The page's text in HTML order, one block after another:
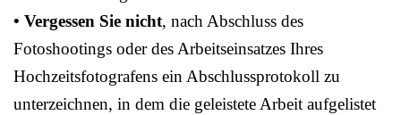
• Vergessen Sie nicht, nach Abschluss des
Fotoshootings oder des Arbeitseinsatzes Ihres
Hochzeitsfotografens ein Abschlussprotokoll zu
unterzeichnen, in dem die geleistete Arbeit aufgelistet